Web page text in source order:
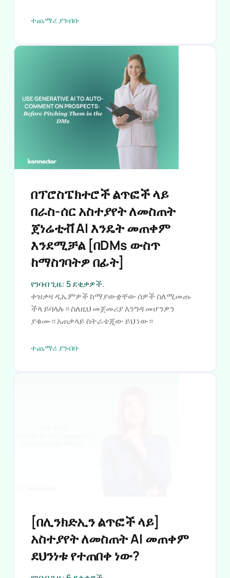
ተጨማሪ ያንብቡ
በፕሮስፔክተሮች ልጥፎች ላይ
በራስ-ሰር አስተያየት ለመስጠት
ጀነሬቲቭ AI እንዴት መጠቀም
እንደሚቻል [በDMs ውስጥ
ከማስገባትዎ በፊት]
የንባብ ጊዜ: 5 ደቂቃዎች.
ቀዝቃዛ ዲኤምዎች ከማያውቋቸው ሰዎች ስለሚመጡ
ችላ ይባላሉ። ስለዚህ መጀመሪያ እንግዳ መሆንዎን
ያቁሙ። አጠቃላይ ስትራቴጂው ይህ ነው።
ተጨማሪ ያንብቡ
[በሊንክድኢን ልጥፎች ላይ]
አስተያየት ለመስጠት AI መጠቀም
ደህንነቱ የተጠበቀ ነው?